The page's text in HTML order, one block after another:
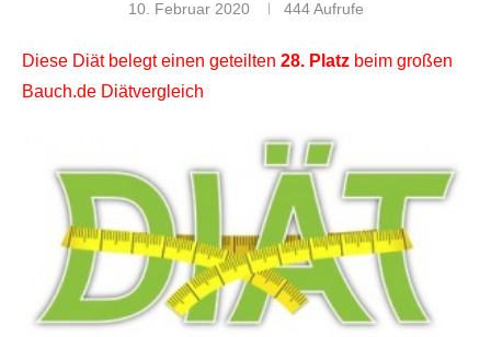
10. Februar 2020 444Aufrufe
Diese Diät belegt einen geteilten 28. Platz beim großen
Bauch.de Diätvergleich